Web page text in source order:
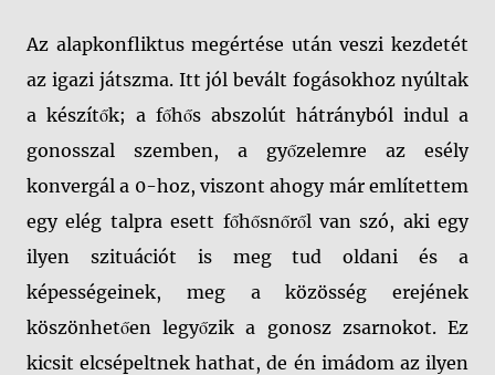
Az alapkonfliktus megértése után veszi kezdetét
az igazi játszma. Itt jól bevált fogásokhoz nyúltak
a készítők; a főhős abszolút hátrányból indul a
gonosszal szemben, a győzelemre az esély
konvergál a 0-hoz, viszont ahogy már említettem
egy elég talpra esett főhősnőről van szó, aki egy
ilyen szituációt is meg tud oldani és a
képességeinek, meg a közösség erejének
köszönhetően legyőzik a gonosz zsarnokot. Ez
kicsit elcsépeltnek hathat, de én imádom az ilyen